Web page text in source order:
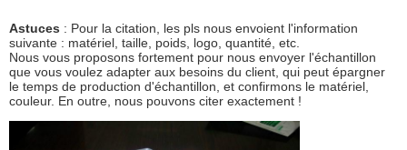
Astuces : Pour la citation, les pls nous envoient l'information
suivante : matériel, taille, poids, logo, quantité, etc.
Nous vous proposons fortement pour nous envoyer l'échantillon
que vous voulez adapter aux besoins du client, qui peut épargner
le temps de production d'échantillon, et confirmons le matériel,
couleur. En outre, nous pouvons citer exactement !